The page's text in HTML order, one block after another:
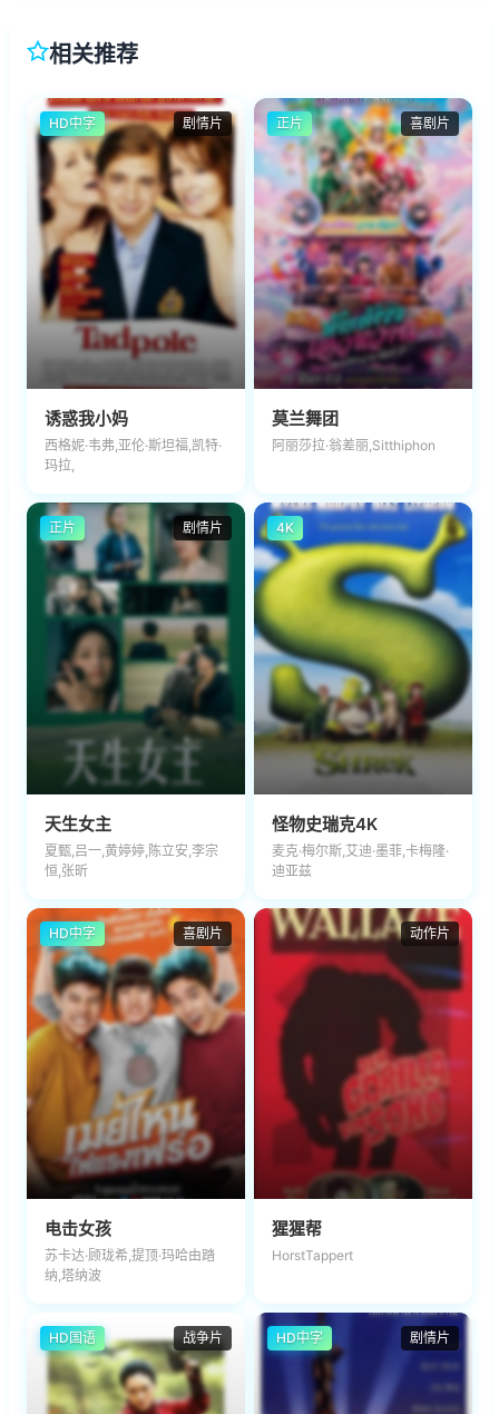
相关推荐
剧情片
HD中字
诱惑我小妈
西格妮·韦弗,亚伦·斯坦福,凯特·
玛拉,
喜剧片
正片
莫兰舞团
阿丽莎拉·翁差丽,Sitthiphon
剧情片
正片
天生女主
夏甄,吕一,黄婷婷,陈立安,李宗
恒,张昕
4K
怪物史瑞克4K
麦克·梅尔斯,艾迪·墨菲,卡梅隆·
迪亚兹
喜剧片
HD中字
电击女孩
苏卡达·顾珑希,提顶·玛哈由踏
纳,塔纳波
动作片
猩猩帮
HorstTappert
战争片
HD国语 剧情片
HD中字